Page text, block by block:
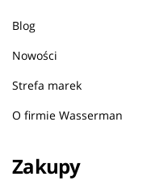
Blog
Nowości
Strefa marek
O firmie Wasserman
Zakupy